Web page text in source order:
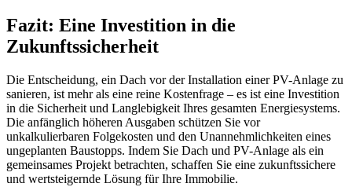
Fazit: Eine Investition in die
Zukunftssicherheit
Die Entscheidung, ein Dach vor der Installation einer PV-Anlage zu
sanieren, ist mehr als eine reine Kostenfrage – es ist eine Investition
in die Sicherheit und Langlebigkeit Ihres gesamten Energiesystems.
Die anfänglich höheren Ausgaben schützen Sie vor
unkalkulierbaren Folgekosten und den Unannehmlichkeiten eines
ungeplanten Baustopps. Indem Sie Dach und PV-Anlage als ein
gemeinsames Projekt betrachten, schaffen Sie eine zukunftssichere
und wertsteigernde Lösung für Ihre Immobilie.